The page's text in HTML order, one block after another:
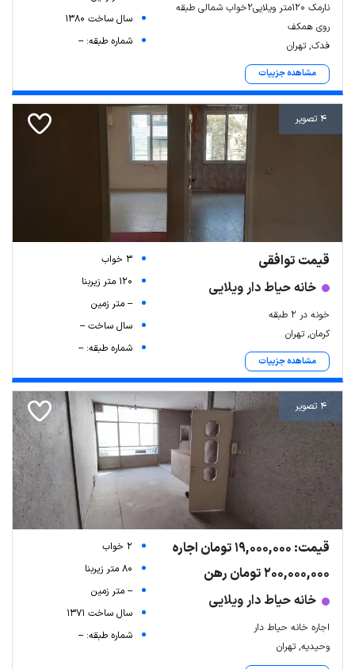
نارمک ۱۲۰متر ویلایی۲خواب شمالی طبقه
روی همکف
فدک, تهران
مشاهده جزییات
سال ساخت 1380
شماره طبقه: --
4 تصویر
قیمت توافقی
خانه حیاط دار ویلایی
خونه در ۲ طبقه
کرمان, تهران
مشاهده جزییات
3 خواب
120 متر زیربنا
-- متر زمین
سال ساخت --
شماره طبقه: --
4 تصویر
قیمت: 19,000,000 تومان اجاره
200,000,000 تومان رهن
خانه حیاط دار ویلایی
اجاره خانه حیاط دار
وحیدیه, تهران
2 خواب
80 متر زیربنا
-- متر زمین
سال ساخت 1371
شماره طبقه: --